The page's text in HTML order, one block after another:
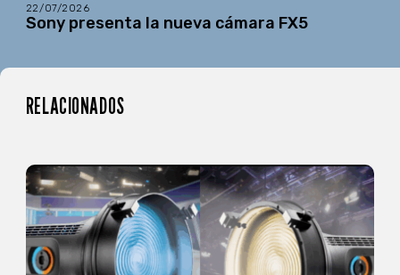
22/07/2026
Sony presenta la nueva cámara FX5
RELACIONADOS